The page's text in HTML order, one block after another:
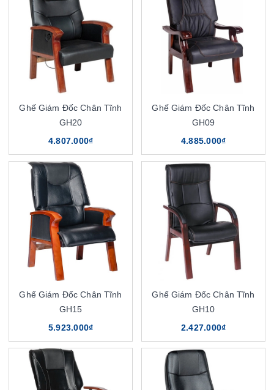
Ghế Giám Đốc Chân Tĩnh
GH20
4.807.000₫
Ghế Giám Đốc Chân Tĩnh
GH09
4.885.000₫
Ghế Giám Đốc Chân Tĩnh
GH15
5.923.000₫
Ghế Giám Đốc Chân Tĩnh
GH10
2.427.000₫